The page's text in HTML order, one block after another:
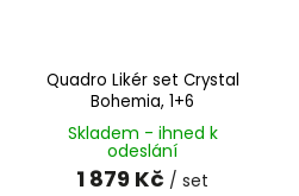
Quadro Likér set Crystal
Bohemia, 1+6
Skladem - ihned k
odeslání
1 879 Kč / set